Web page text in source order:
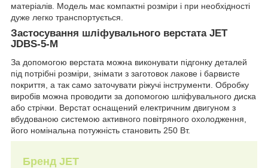
матеріалів. Модель має компактні розміри і при необхідності
дуже легко транспортується.
Застосування шліфувального верстата JET
JDBS-5-M
За допомогою верстата можна виконувати підгонку деталей
під потрібні розміри, знімати з заготовок лакове і барвисте
покриття, а так само заточувати ріжучі інструменти. Обробку
виробів можна проводити за допомогою шліфувального диска
або стрічки. Верстат оснащений електричним двигуном з
вбудованою системою активного повітряного охолодження,
його номінальна потужність становить 250 Вт.
Бренд JET